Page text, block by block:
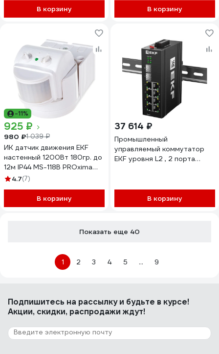
В корзину
монтаж на динрейку TSX
В корзину
-11%
925 ₽
980 ₽1 039 ₽
ИК датчик движения EKF
настенный 1200Вт 180гр. до
12м IP44 MS-118B PROxima
dd-ms-118B
4.7(7)
В корзину
37 614 ₽
Промышленный
управляемый коммутатор
EKF уровня L2 , 2 порта
монтаж на динрейку TSX
TSX-ML2-2GX/SFP-8GT
В корзину
Показать еще 40
1 2 3 4 5 ... 9
Подпишитесь на рассылкуи будьте в курсе!
Акции, скидки, распродажи ждут!